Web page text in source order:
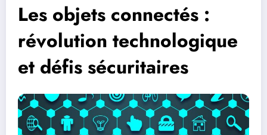
Les objets connectés :
révolution technologique
et défis sécuritaires